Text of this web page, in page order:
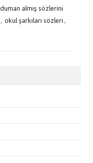
duman almış sözlerini
okul şarkıları sözleri